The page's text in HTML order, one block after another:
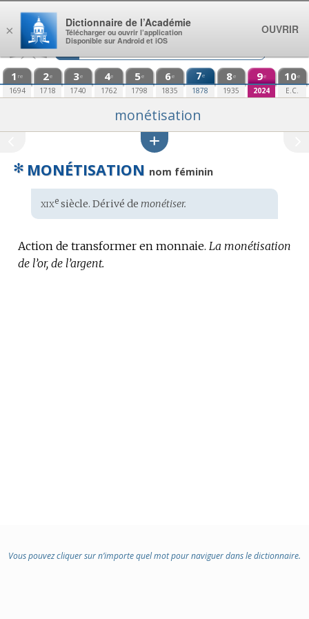
Aller au contenu
1 re
1694
2e
1718
3e
1740
4e
1762
5e
1798
6e
1835
7e
1878
8e
1935
9e
2024
10e
E.C.
monétisation
✻ MONÉTISATION nom féminin
Étymologie
:
xixesiècle. Dérivé de monétiser.
Action de transformer en monnaie. La monétisation
de l’or, de l’argent.
Vous pouvez cliquer sur n’importe quel mot pour naviguer dans le dictionnaire.
×
Dictionnaire de l’Académie
Télécharger ou ouvrir l’application
Disponible sur Android et iOS
OUVRIR